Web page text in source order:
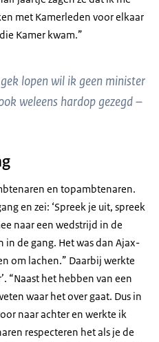
met Kamerleden voor elkaar
Kamer kwam.”
lopen wil ik geen minister
weleens hardop gezegd –
en topambtenaren.
en zei: ‘Spreek je uit, spreek
naar een wedstrijd in de
in de gang. Het was dan Ajax-
om lachen.” Daarbij werkte
“Naast het hebben van een
waar het over gaat. Dus in
naar achter en werkte ik
respecteren het als je de